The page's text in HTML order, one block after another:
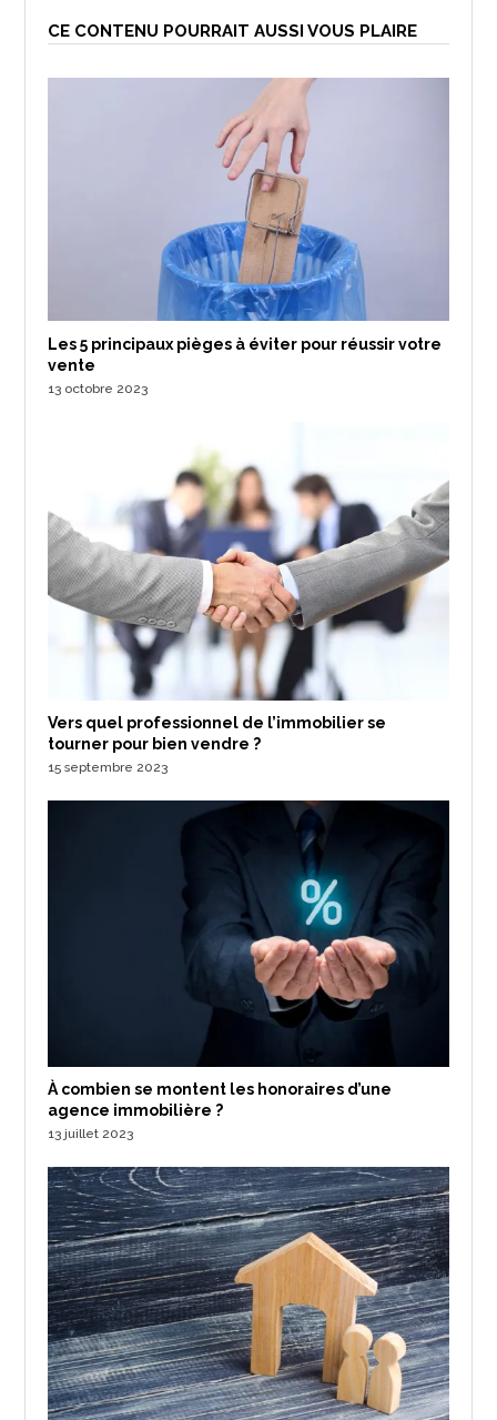
CE CONTENU POURRAIT AUSSI VOUS PLAIRE
Les 5 principaux pièges à éviter pour réussir votre
vente
13 octobre 2023
Vers quel professionnel de l’immobilier se
tourner pour bien vendre ?
15 septembre 2023
À combien se montent les honoraires d’une
agence immobilière ?
13 juillet 2023